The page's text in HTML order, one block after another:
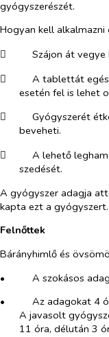
gyógyszerészét.
Hogyan kell
​
Szájon át
​
A tablettát
esetén fel is lehet
​
Gyógyszerét
beveheti.
​
A lehető
szedését.
A gyógyszer adagja
kapta ezt a
Felnőttek
Bárányhimlő és
•​
A szokásos
•​
Az adagokat 4
A javasolt
11 óra, délután 3